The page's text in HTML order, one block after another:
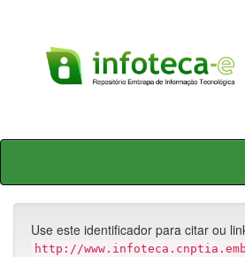
Skip
Use este identificador para citar ou
http://